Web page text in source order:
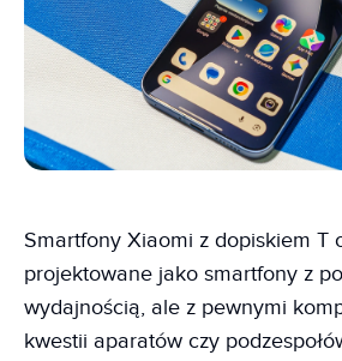
Smartfony Xiaomi z dopiskiem T
projektowane jako smartfony z
wydajnością, ale z pewnymi
kwestii aparatów czy